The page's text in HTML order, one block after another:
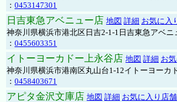
： 0453147301
日吉東急アベニュー店 地図 詳細 お気に入
神奈川県横浜市港北区日吉2-1-1日吉東急アベ
： 0455603351
イトーヨーカドー上永谷店 地図 詳細 お
神奈川県横浜市港南区丸山台1-12イトーヨーカ
： 0458403671
アピタ金沢文庫店 地図 詳細 お気に入り店